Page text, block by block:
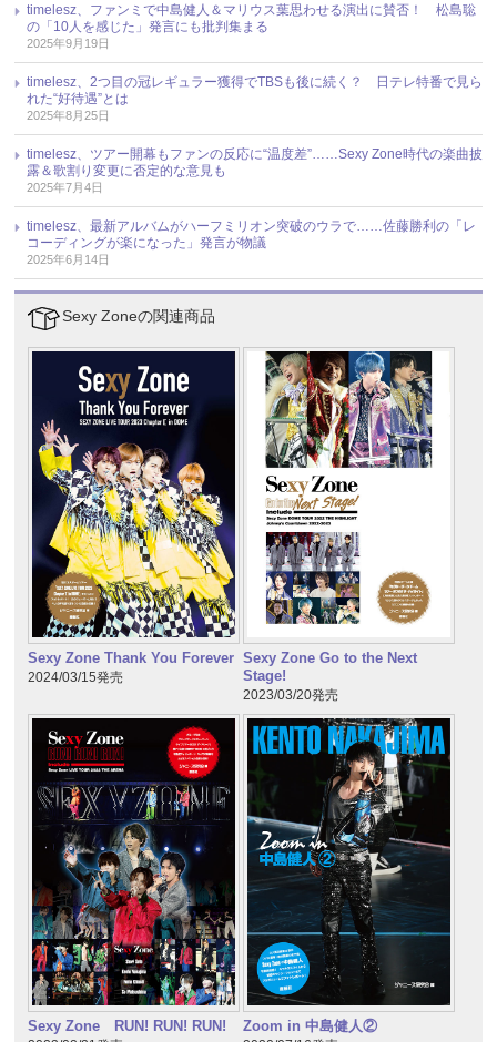
timelesz、ファンミで中島健人＆マリウス葉思わせる演出に賛否！ 松島聡
の「10人を感じた」発言にも批判集まる
2025年9月19日
timelesz、2つ目の冠レギュラー獲得でTBSも後に続く？ 日テレ特番で見ら
れた“好待遇”とは
2025年8月25日
timelesz、ツアー開幕もファンの反応に“温度差”……Sexy Zone時代の楽曲披
露＆歌割り変更に否定的な意見も
2025年7月4日
timelesz、最新アルバムがハーフミリオン突破のウラで……佐藤勝利の「レ
コーディングが楽になった」発言が物議
2025年6月14日
Sexy Zoneの関連商品
Sexy Zone Thank You Forever
2024/03/15発売
Sexy Zone Go to the Next
Stage!
2023/03/20発売
Sexy Zone RUN! RUN! RUN! Zoom in 中島健人②